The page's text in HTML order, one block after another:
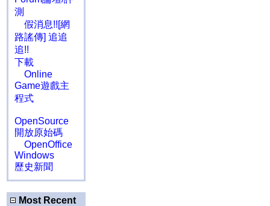
測
假消息!![網
路謠傳] 追追
追!!
下載
Online
Game遊戲主
程式
OpenSource
開放原始碼
OpenOffice
Windows
歷史新聞
Most Recent